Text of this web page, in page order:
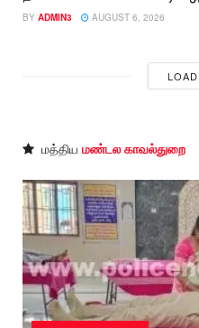
BY ADMIN3 AUGUST 6, 2026
மத்திய மண்டல காவல்துறை